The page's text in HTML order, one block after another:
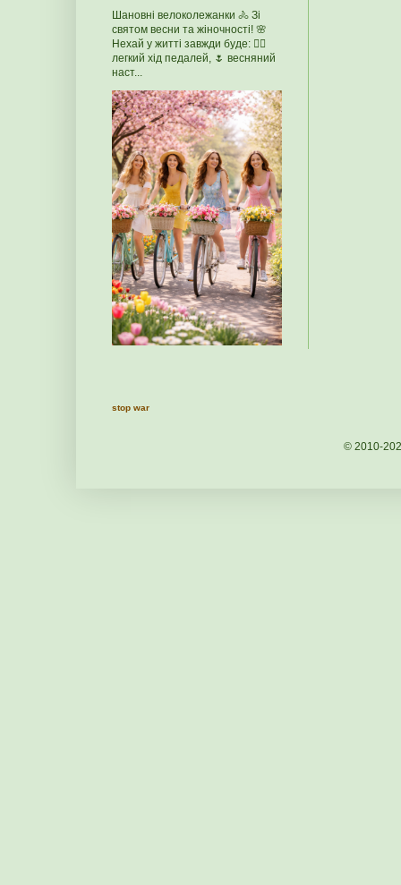
Шановні велоколежанки 🚴 Зі
святом весни та жіночності! 🌸
Нехай у житті завжди буде: 🚴‍♀️
легкий хід педалей, 🌷 весняний
наст...
stop war
© 2010-